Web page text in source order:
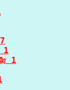
1
1